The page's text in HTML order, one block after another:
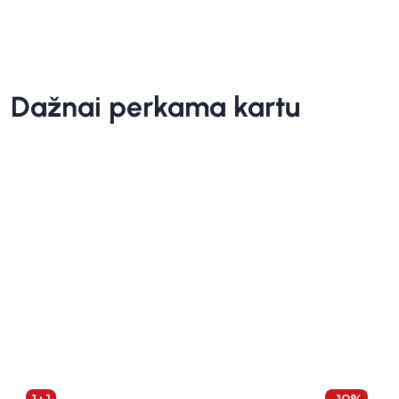
Dažnai perkama kartu